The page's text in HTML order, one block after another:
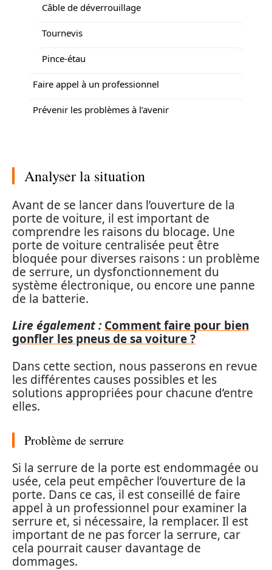
Câble de déverrouillage
Tournevis
Pince-étau
Faire appel à un professionnel
Prévenir les problèmes à l’avenir
Analyser la situation
Avant de se lancer dans l’ouverture de la
porte de voiture, il est important de
comprendre les raisons du blocage. Une
porte de voiture centralisée peut être
bloquée pour diverses raisons : un problème
de serrure, un dysfonctionnement du
système électronique, ou encore une panne
de la batterie.
Lire également : Comment faire pour bien
gonfler les pneus de sa voiture ?
Dans cette section, nous passerons en revue
les différentes causes possibles et les
solutions appropriées pour chacune d’entre
elles.
Problème de serrure
Si la serrure de la porte est endommagée ou
usée, cela peut empêcher l’ouverture de la
porte. Dans ce cas, il est conseillé de faire
appel à un professionnel pour examiner la
serrure et, si nécessaire, la remplacer. Il est
important de ne pas forcer la serrure, car
cela pourrait causer davantage de
dommages.